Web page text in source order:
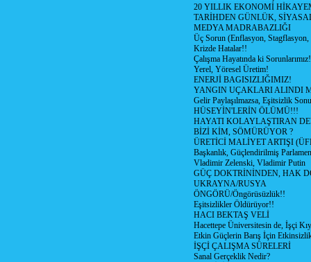
20 YILLIK EKONOMİ
TARİHDEN GÜNLÜK,
MEDYA MADRABAZLIĞI
Üç Sorun (Enflasyon, Stagflasyon,
Krizde Hatalar!!
Çalışma Hayatında ki
Yerel, Yöresel Üretim!
ENERJİ BAGISIZLIĞIMIZ!
YANGIN UÇAKLARI ALINDI
Gelir Paylaşılmazsa, Eşitsizlik
HÜSEYİN'LERİN ÖLÜMÜ!!!
HAYATI KOLAYLAŞTIRAN
BİZİ KİM, SÖMÜRÜYOR ?
ÜRETİCİ MALİYET ARTIŞI
Başkanlık, Güçlendirilmiş
Vladimir Zelenski, Vladimir Putin
GÜÇ DOKTRİNİNDEN, HAK
UKRAYNA/RUSYA
ÖNGÖRÜ/Öngörüsüzlük!!
Eşitsizlikler Öldürüyor!!
HACI BEKTAŞ VELİ
Hacettepe Üniversitesin de, İşçi
Etkin Güçlerin Barış İçin
İŞÇİ ÇALIŞMA SÜRELERİ
Sanal Gerçeklik Nedir?